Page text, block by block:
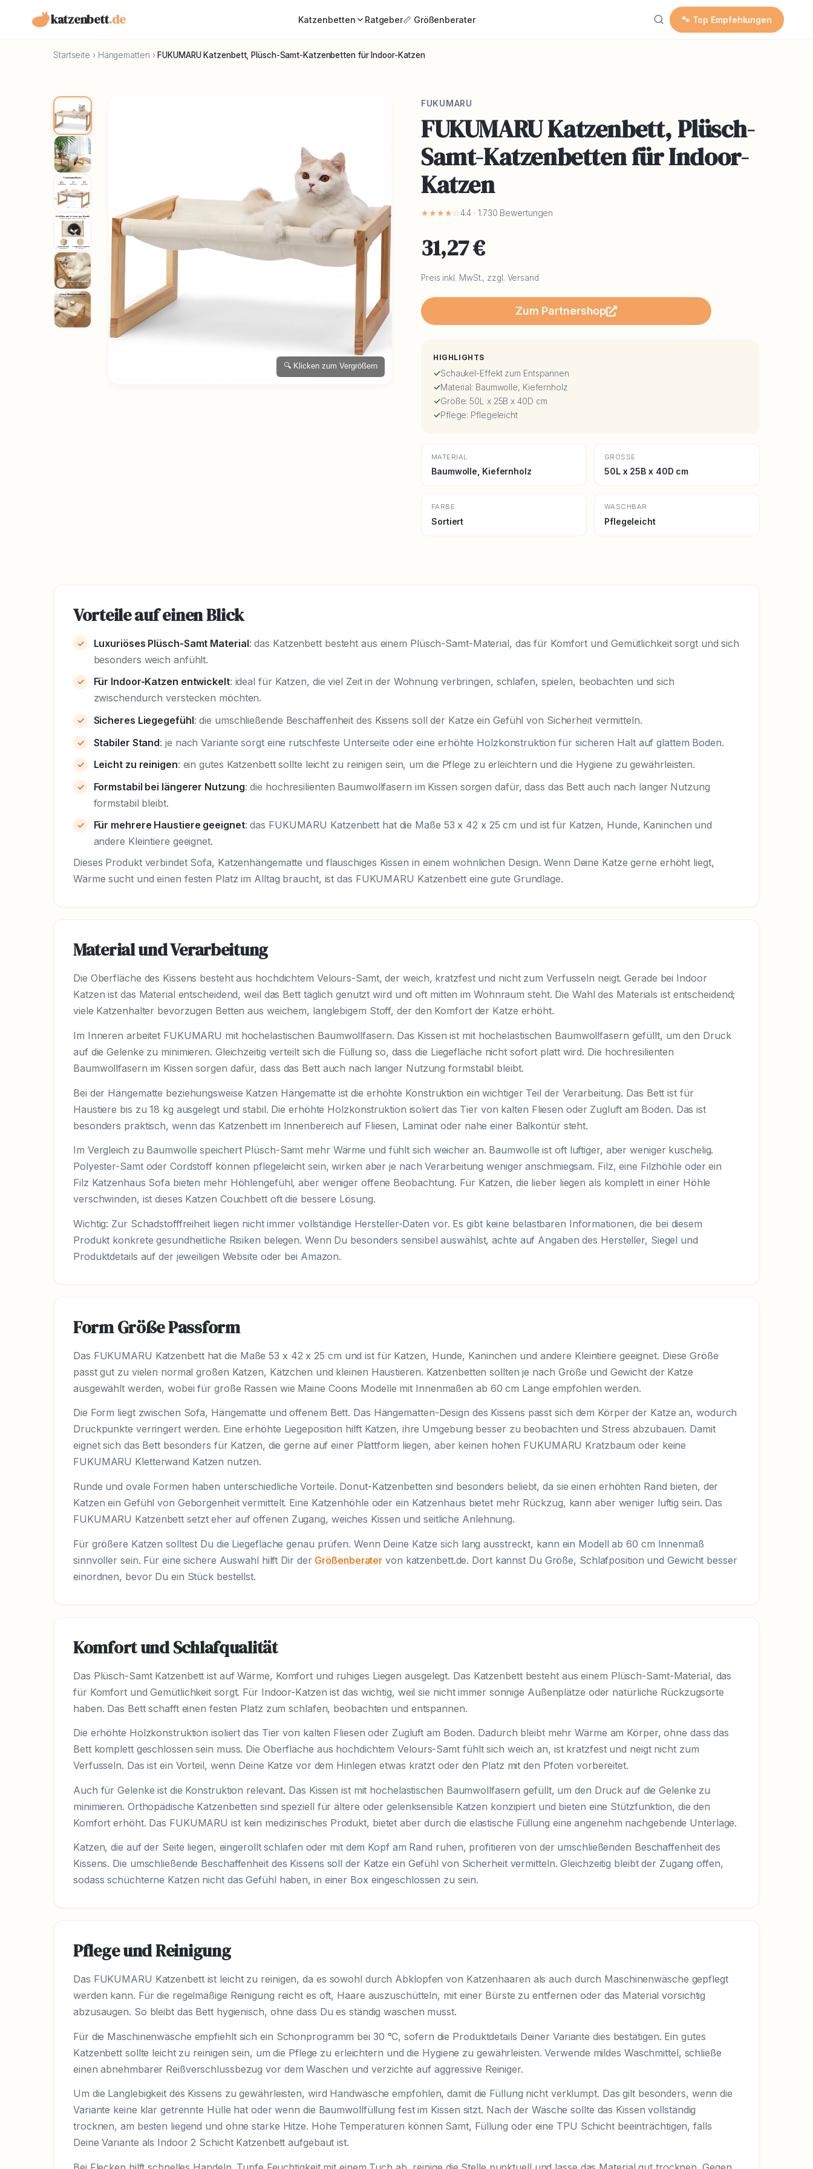
katzenbett.de Katzenbetten Ratgeber📏 Größenberater 🐾 Top Empfehlungen
Startseite › Hängematten › FUKUMARU Katzenbett, Plüsch-Samt-Katzenbetten für Indoor-Katzen
🔍 Klicken zum Vergrößern
FUKUMARU
FUKUMARU Katzenbett, Plüsch-
Samt-Katzenbetten für Indoor-
Katzen
★★★★☆4.4 · 1.730 Bewertungen
31,27 €
Preis inkl. MwSt., zzgl. Versand
Zum Partnershop
HIGHLIGHTS
Schaukel-Effekt zum Entspannen
Material: Baumwolle, Kiefernholz
Größe: 50L x 25B x 40D cm
Pflege: Pflegeleicht
MATERIAL
Baumwolle, Kiefernholz
GRÖSSE
50L x 25B x 40D cm
FARBE
Sortiert
WASCHBAR
Pflegeleicht
Vorteile auf einen Blick
Luxuriöses Plüsch-Samt Material: das Katzenbett besteht aus einem Plüsch-Samt-Material, das für Komfort und Gemütlichkeit sorgt und sich
besonders weich anfühlt.
Für Indoor-Katzen entwickelt: ideal für Katzen, die viel Zeit in der Wohnung verbringen, schlafen, spielen, beobachten und sich
zwischendurch verstecken möchten.
Sicheres Liegegefühl: die umschließende Beschaffenheit des Kissens soll der Katze ein Gefühl von Sicherheit vermitteln.
Stabiler Stand: je nach Variante sorgt eine rutschfeste Unterseite oder eine erhöhte Holzkonstruktion für sicheren Halt auf glattem Boden.
Leicht zu reinigen: ein gutes Katzenbett sollte leicht zu reinigen sein, um die Pflege zu erleichtern und die Hygiene zu gewährleisten.
Formstabil bei längerer Nutzung: die hochresilienten Baumwollfasern im Kissen sorgen dafür, dass das Bett auch nach langer Nutzung
formstabil bleibt.
Für mehrere Haustiere geeignet: das FUKUMARU Katzenbett hat die Maße 53 x 42 x 25 cm und ist für Katzen, Hunde, Kaninchen und
andere Kleintiere geeignet.
Dieses Produkt verbindet Sofa, Katzenhängematte und flauschiges Kissen in einem wohnlichen Design. Wenn Deine Katze gerne erhöht liegt,
Wärme sucht und einen festen Platz im Alltag braucht, ist das FUKUMARU Katzenbett eine gute Grundlage.
Material und Verarbeitung
Die Oberfläche des Kissens besteht aus hochdichtem Velours-Samt, der weich, kratzfest und nicht zum Verfusseln neigt. Gerade bei Indoor
Katzen ist das Material entscheidend, weil das Bett täglich genutzt wird und oft mitten im Wohnraum steht. Die Wahl des Materials ist entscheidend;
viele Katzenhalter bevorzugen Betten aus weichem, langlebigem Stoff, der den Komfort der Katze erhöht.
Im Inneren arbeitet FUKUMARU mit hochelastischen Baumwollfasern. Das Kissen ist mit hochelastischen Baumwollfasern gefüllt, um den Druck
auf die Gelenke zu minimieren. Gleichzeitig verteilt sich die Füllung so, dass die Liegefläche nicht sofort platt wird. Die hochresilienten
Baumwollfasern im Kissen sorgen dafür, dass das Bett auch nach langer Nutzung formstabil bleibt.
Bei der Hängematte beziehungsweise Katzen Hängematte ist die erhöhte Konstruktion ein wichtiger Teil der Verarbeitung. Das Bett ist für
Haustiere bis zu 18 kg ausgelegt und stabil. Die erhöhte Holzkonstruktion isoliert das Tier von kalten Fliesen oder Zugluft am Boden. Das ist
besonders praktisch, wenn das Katzenbett im Innenbereich auf Fliesen, Laminat oder nahe einer Balkontür steht.
Im Vergleich zu Baumwolle speichert Plüsch-Samt mehr Wärme und fühlt sich weicher an. Baumwolle ist oft luftiger, aber weniger kuschelig.
Polyester-Samt oder Cordstoff können pflegeleicht sein, wirken aber je nach Verarbeitung weniger anschmiegsam. Filz, eine Filzhöhle oder ein
Filz Katzenhaus Sofa bieten mehr Höhlengefühl, aber weniger offene Beobachtung. Für Katzen, die lieber liegen als komplett in einer Höhle
verschwinden, ist dieses Katzen Couchbett oft die bessere Lösung.
Wichtig: Zur Schadstofffreiheit liegen nicht immer vollständige Hersteller-Daten vor. Es gibt keine belastbaren Informationen, die bei diesem
Produkt konkrete gesundheitliche Risiken belegen. Wenn Du besonders sensibel auswählst, achte auf Angaben des Hersteller, Siegel und
Produktdetails auf der jeweiligen Website oder bei Amazon.
Form Größe Passform
Das FUKUMARU Katzenbett hat die Maße 53 x 42 x 25 cm und ist für Katzen, Hunde, Kaninchen und andere Kleintiere geeignet. Diese Größe
passt gut zu vielen normal großen Katzen, Kätzchen und kleinen Haustieren. Katzenbetten sollten je nach Größe und Gewicht der Katze
ausgewählt werden, wobei für große Rassen wie Maine Coons Modelle mit Innenmaßen ab 60 cm Länge empfohlen werden.
Die Form liegt zwischen Sofa, Hängematte und offenem Bett. Das Hängematten-Design des Kissens passt sich dem Körper der Katze an, wodurch
Druckpunkte verringert werden. Eine erhöhte Liegeposition hilft Katzen, ihre Umgebung besser zu beobachten und Stress abzubauen. Damit
eignet sich das Bett besonders für Katzen, die gerne auf einer Plattform liegen, aber keinen hohen FUKUMARU Kratzbaum oder keine
FUKUMARU Kletterwand Katzen nutzen.
Runde und ovale Formen haben unterschiedliche Vorteile. Donut-Katzenbetten sind besonders beliebt, da sie einen erhöhten Rand bieten, der
Katzen ein Gefühl von Geborgenheit vermittelt. Eine Katzenhöhle oder ein Katzenhaus bietet mehr Rückzug, kann aber weniger luftig sein. Das
FUKUMARU Katzenbett setzt eher auf offenen Zugang, weiches Kissen und seitliche Anlehnung.
Für größere Katzen solltest Du die Liegefläche genau prüfen. Wenn Deine Katze sich lang ausstreckt, kann ein Modell ab 60 cm Innenmaß
sinnvoller sein. Für eine sichere Auswahl hilft Dir der Größenberater von katzenbett.de. Dort kannst Du Größe, Schlafposition und Gewicht besser
einordnen, bevor Du ein Stück bestellst.
Komfort und Schlafqualität
Das Plüsch-Samt Katzenbett ist auf Wärme, Komfort und ruhiges Liegen ausgelegt. Das Katzenbett besteht aus einem Plüsch-Samt-Material, das
für Komfort und Gemütlichkeit sorgt. Für Indoor-Katzen ist das wichtig, weil sie nicht immer sonnige Außenplätze oder natürliche Rückzugsorte
haben. Das Bett schafft einen festen Platz zum schlafen, beobachten und entspannen.
Die erhöhte Holzkonstruktion isoliert das Tier von kalten Fliesen oder Zugluft am Boden. Dadurch bleibt mehr Wärme am Körper, ohne dass das
Bett komplett geschlossen sein muss. Die Oberfläche aus hochdichtem Velours-Samt fühlt sich weich an, ist kratzfest und neigt nicht zum
Verfusseln. Das ist ein Vorteil, wenn Deine Katze vor dem Hinlegen etwas kratzt oder den Platz mit den Pfoten vorbereitet.
Auch für Gelenke ist die Konstruktion relevant. Das Kissen ist mit hochelastischen Baumwollfasern gefüllt, um den Druck auf die Gelenke zu
minimieren. Orthopädische Katzenbetten sind speziell für ältere oder gelenksensible Katzen konzipiert und bieten eine Stützfunktion, die den
Komfort erhöht. Das FUKUMARU ist kein medizinisches Produkt, bietet aber durch die elastische Füllung eine angenehm nachgebende Unterlage.
Katzen, die auf der Seite liegen, eingerollt schlafen oder mit dem Kopf am Rand ruhen, profitieren von der umschließenden Beschaffenheit des
Kissens. Die umschließende Beschaffenheit des Kissens soll der Katze ein Gefühl von Sicherheit vermitteln. Gleichzeitig bleibt der Zugang offen,
sodass schüchterne Katzen nicht das Gefühl haben, in einer Box eingeschlossen zu sein.
Pflege und Reinigung
Das FUKUMARU Katzenbett ist leicht zu reinigen, da es sowohl durch Abklopfen von Katzenhaaren als auch durch Maschinenwäsche gepflegt
werden kann. Für die regelmäßige Reinigung reicht es oft, Haare auszuschütteln, mit einer Bürste zu entfernen oder das Material vorsichtig
abzusaugen. So bleibt das Bett hygienisch, ohne dass Du es ständig waschen musst.
Für die Maschinenwäsche empfiehlt sich ein Schonprogramm bei 30 °C, sofern die Produktdetails Deiner Variante dies bestätigen. Ein gutes
Katzenbett sollte leicht zu reinigen sein, um die Pflege zu erleichtern und die Hygiene zu gewährleisten. Verwende mildes Waschmittel, schließe
einen abnehmbarer Reißverschlussbezug vor dem Waschen und verzichte auf aggressive Reiniger.
Um die Langlebigkeit des Kissens zu gewährleisten, wird Handwäsche empfohlen, damit die Füllung nicht verklumpt. Das gilt besonders, wenn die
Variante keine klar getrennte Hülle hat oder wenn die Baumwollfüllung fest im Kissen sitzt. Nach der Wäsche sollte das Kissen vollständig
trocknen, am besten liegend und ohne starke Hitze. Hohe Temperaturen können Samt, Füllung oder eine TPU Schicht beeinträchtigen, falls
Deine Variante als Indoor 2 Schicht Katzenbett aufgebaut ist.